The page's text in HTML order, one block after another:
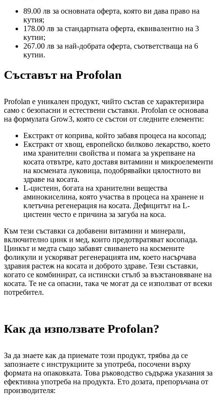
89.00 лв за основната оферта, която ви дава право на
кутия;
178.00 лв за стандартната оферта, еквивалентно на 3
кутии;
267.00 лв за най-добрата оферта, съответстваща на 6
кутии.
Съставът на Profolan
Profolan е уникален продукт, чийто състав се характеризира
само с безопасни и естествени съставки. Profolan се основава
на формулата Grow3, която се състои от следните елементи:
Екстракт от коприва, който забавя процеса на косопад;
Екстракт от хвощ, европейско билково лекарство, което
има хранителни свойства и помага за укрепване на
косата отвътре, като доставя витамини и микроелементи
на космената луковица, подобрявайки цялостното ви
здраве на косата.
L-цистеин, богата на хранителни вещества
аминокиселина, която участва в процеса на хранене и
клетъчна регенерация на косата. Дефицитът на L-
цистеин често е причина за загуба на коса.
Към тези съставки са добавени витамини и минерали,
включително цинк и мед, които предотвратяват косопада.
Цинкът и медта също забавят свиването на космените
фоликули и ускоряват регенерацията им, което насърчава
здравия растеж на косата и доброто здраве. Тези съставки,
когато се комбинират, са истински стълб за възстановяване на
косата. Те не са опасни, така че могат да се използват от всеки
потребител.
Как да използвате Profolan?
За да знаете как да приемате този продукт, трябва да се
запознаете с инструкциите за употреба, посочени върху
формата на опаковката. Това ръководство съдържа указания за
ефективна употреба на продукта. Ето дозата, препоръчана от
производителя: